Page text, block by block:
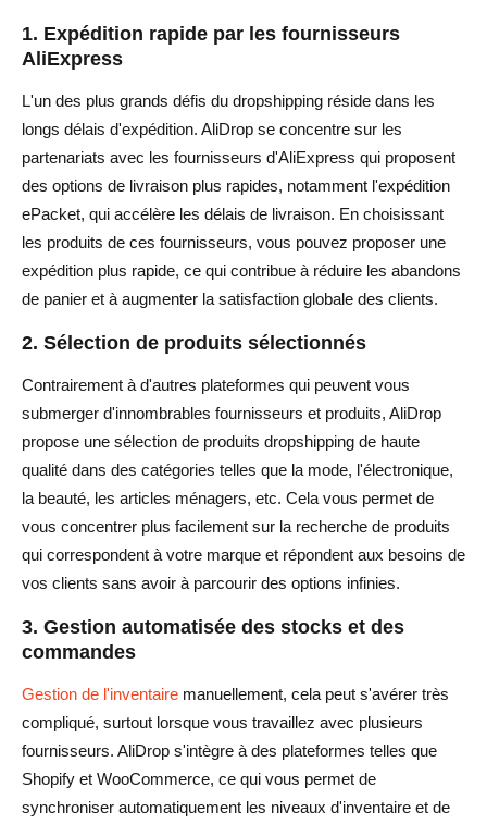
1. Expédition rapide par les fournisseurs
AliExpress
L'un des plus grands défis du dropshipping réside dans les
longs délais d'expédition. AliDrop se concentre sur les
partenariats avec les fournisseurs d'AliExpress qui proposent
des options de livraison plus rapides, notamment l'expédition
ePacket, qui accélère les délais de livraison. En choisissant
les produits de ces fournisseurs, vous pouvez proposer une
expédition plus rapide, ce qui contribue à réduire les abandons
de panier et à augmenter la satisfaction globale des clients.
2. Sélection de produits sélectionnés
Contrairement à d'autres plateformes qui peuvent vous
submerger d'innombrables fournisseurs et produits, AliDrop
propose une sélection de produits dropshipping de haute
qualité dans des catégories telles que la mode, l'électronique,
la beauté, les articles ménagers, etc. Cela vous permet de
vous concentrer plus facilement sur la recherche de produits
qui correspondent à votre marque et répondent aux besoins de
vos clients sans avoir à parcourir des options infinies.
3. Gestion automatisée des stocks et des
commandes
Gestion de l'inventaire manuellement, cela peut s'avérer très
compliqué, surtout lorsque vous travaillez avec plusieurs
fournisseurs. AliDrop s'intègre à des plateformes telles que
Shopify et WooCommerce, ce qui vous permet de
synchroniser automatiquement les niveaux d'inventaire et de